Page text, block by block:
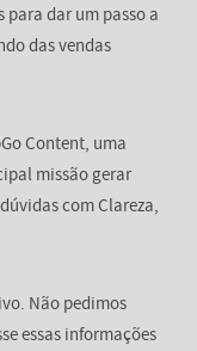
dar um passo a
das vendas
Content, uma
missão gerar
com Clareza,
Não pedimos
essas informações